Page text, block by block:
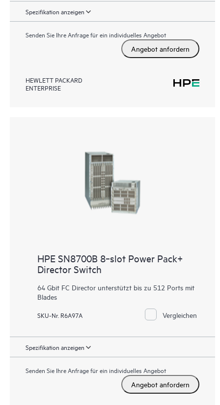
Spezifikation anzeigen
Senden Sie Ihre Anfrage für ein individuelles Angebot
Angebot anfordern
HEWLETT PACKARD
ENTERPRISE
HPE SN8700B 8‑slot Power Pack+
Director Switch
64 Gbit FC Director unterstützt bis zu 512 Ports mit
Blades
SKU-Nr. R6A97A Vergleichen
Spezifikation anzeigen
Senden Sie Ihre Anfrage für ein individuelles Angebot
Angebot anfordern